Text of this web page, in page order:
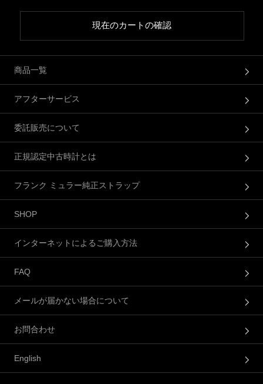
現在のカートの確認
商品一覧
アフターサービス
委託販売について
正規認定中古時計とは
フランク ミュラー純正ストラップ
SHOP
インターネットによるご購入方法
FAQ
メールが届かない場合について
お問合わせ
English